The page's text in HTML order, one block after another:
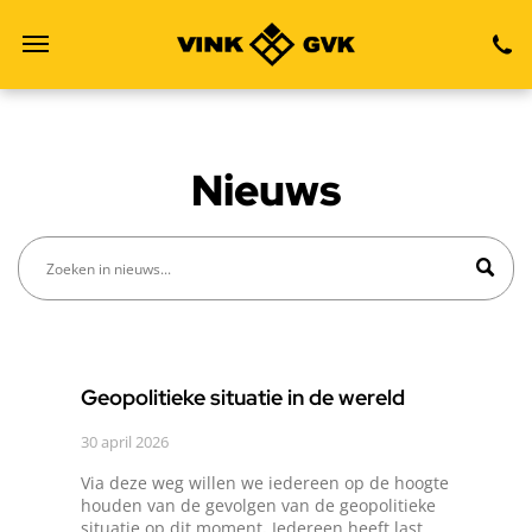
Vind ons
Nieuws
Geopolitieke situatie in de wereld
30 april 2026
Via deze weg willen we iedereen op de hoogte
houden van de gevolgen van de geopolitieke